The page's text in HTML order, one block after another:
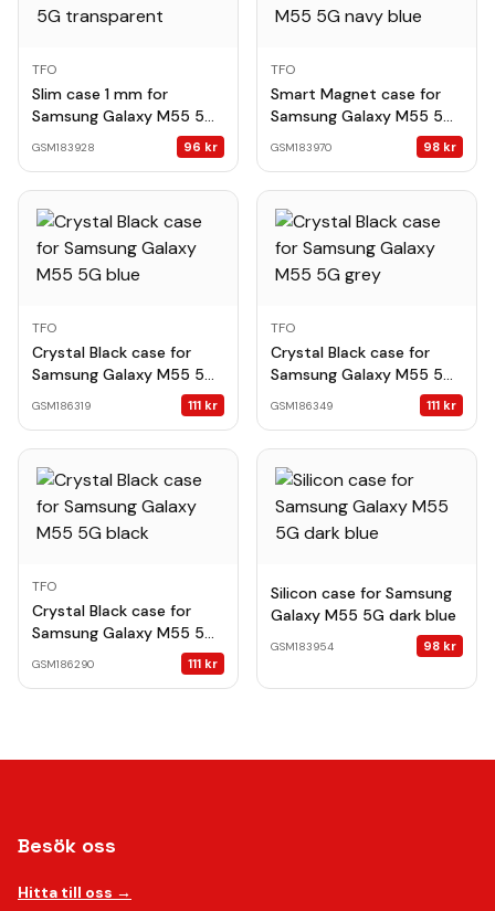
TFO
Slim case 1 mm for
Samsung Galaxy M55 5G
GSM183928 96 kr
TFO
Smart Magnet case for
Samsung Galaxy M55 5G
GSM183970 98 kr
TFO
Crystal Black case for
Samsung Galaxy M55 5G
GSM186319 111 kr
TFO
Crystal Black case for
Samsung Galaxy M55 5G
GSM186349 111 kr
TFO
Crystal Black case for
Samsung Galaxy M55 5G
GSM186290 111 kr
Silicon case for Samsung
Galaxy M55 5G dark blue
GSM183954 98 kr
Besök oss
Hitta till oss →